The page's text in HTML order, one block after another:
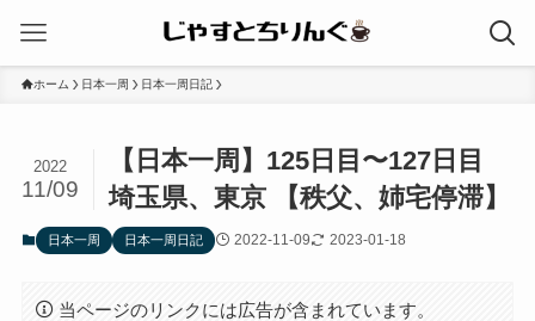
ホーム 日本一周 日本一周日記
【日本一周】125日目〜127日目
埼玉県、東京 【秩父、姉宅停滞】
2022
11/09
日本一周 日本一周日記 2022-11-09 2023-01-18
当ページのリンクには広告が含まれています。